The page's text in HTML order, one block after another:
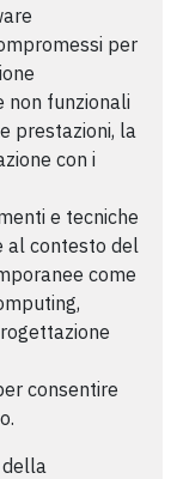
per
non funzionali
prestazioni, la
con i
e tecniche
al contesto del
come
consentire